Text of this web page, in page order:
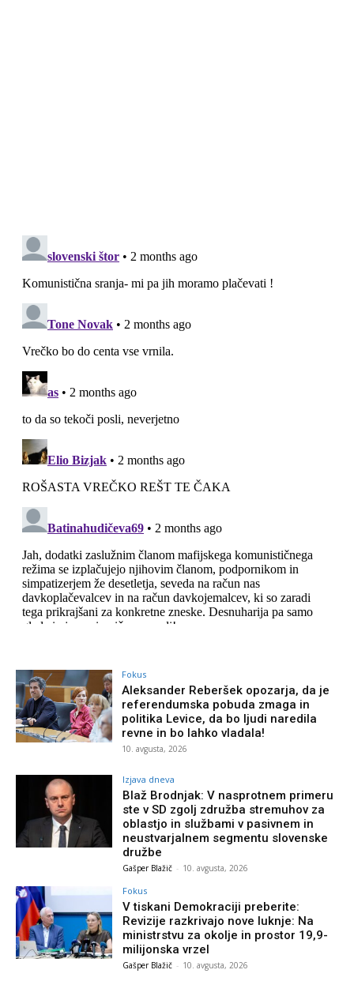
Fokus
Aleksander Reberšek opozarja, da je
referendumska pobuda zmaga in
politika Levice, da bo ljudi naredila
revne in bo lahko vladala!
10. avgusta, 2026
Izjava dneva
Blaž Brodnjak: V nasprotnem primeru
ste v SD zgolj združba stremuhov za
oblastjo in službami v pasivnem in
neustvarjalnem segmentu slovenske
družbe
Gašper Blažič - 10. avgusta, 2026
Fokus
V tiskani Demokraciji preberite:
Revizije razkrivajo nove luknje: Na
ministrstvu za okolje in prostor 19,9-
milijonska vrzel
Gašper Blažič - 10. avgusta, 2026